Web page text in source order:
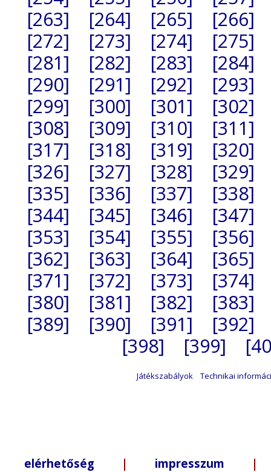
[263]
[264] [265]
[266]
[272]
[273] [274]
[275]
[281]
[282] [283]
[284]
[290]
[291] [292]
[293]
[299]
[300] [301]
[302]
[308]
[309] [310]
[311]
[317]
[318] [319]
[320]
[326]
[327] [328]
[329]
[335]
[336] [337]
[338]
[344]
[345] [346]
[347]
[353]
[354] [355]
[356]
[362]
[363] [364]
[365]
[371]
[372] [373]
[374]
[380]
[381] [382]
[383]
[389]
[390] [391]
[392]
[398]
[399]
Játékszabályok Technikai
elérhetőség | impresszum |